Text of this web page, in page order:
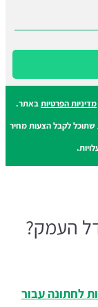
מדיניות הפרטיותבאתר.
שתוכל לקבל הצעות מחיר
העמק?
לחתונה עבור